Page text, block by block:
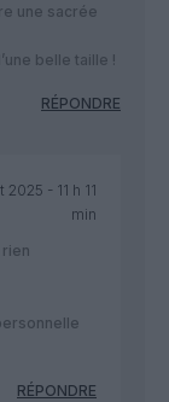
une sacrée
belle taille !
RÉPONDRE
2025 - 11 h 11
min
rien
RÉPONDRE